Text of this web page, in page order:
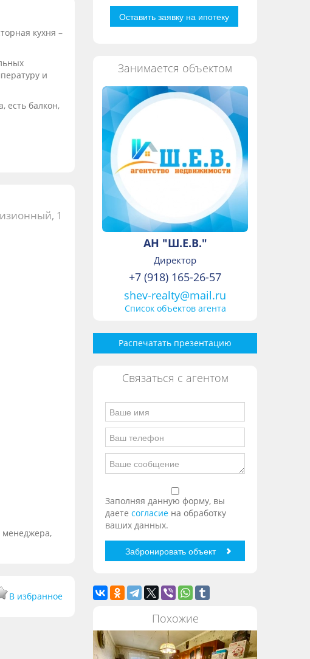
кухня –
и
есть балкон,
1
менеджера,
В избранное
Оставить заявку на ипотеку
Занимается объектом
АН "Ш.Е.В."
Директор
+7 (918) 165-26-57
shev-realty@mail.ru
Список объектов агента
Распечатать презентацию
Связаться с агентом
Заполняя данную форму, вы
даете согласие на обработку
ваших данных.
Похожие